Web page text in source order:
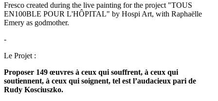
Fresco created during the live painting for the project "TOUS
EN100BLE POUR L'HÔPITAL" by Hospi Art, with Raphaëlle
Emery as godmother.
-
Le Projet :
Proposer 149 œuvres à ceux qui souffrent, à ceux qui
soutiennent, à ceux qui soignent, tel est l’audacieux pari de
Rudy Kosciuszko.